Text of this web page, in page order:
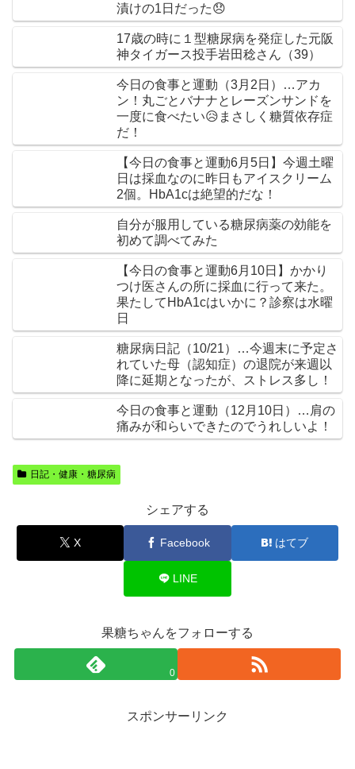
漬けの1日だった😞
17歳の時に１型糖尿病を発症した元阪
神タイガース投手岩田稔さん（39）
今日の食事と運動（3月2日）…アカ
ン！丸ごとバナナとレーズンサンドを
一度に食べたい😥まさしく糖質依存症
だ！
【今日の食事と運動6月5日】今週土曜
日は採血なのに昨日もアイスクリーム
2個。HbA1cは絶望的だな！
自分が服用している糖尿病薬の効能を
初めて調べてみた
【今日の食事と運動6月10日】かかり
つけ医さんの所に採血に行って来た。
果たしてHbA1cはいかに？診察は水曜
日
糖尿病日記（10/21）…今週末に予定さ
れていた母（認知症）の退院が来週以
降に延期となったが、ストレス多し！
今日の食事と運動（12月10日）…肩の
痛みが和らいできたのでうれしいよ！
日記・健康・糖尿病
シェアする
X Facebook はてブ
LINE
果糖ちゃんをフォローする
0
スポンサーリンク